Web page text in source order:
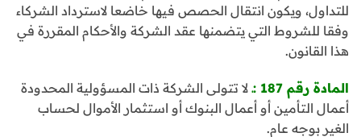
للتداول، ويكون انتقال الحصص فيها خاضعا لاسترداد الشركاء
وفقا للشروط التي يتضمنها عقد الشركة والأحكام المقررة في
هذا القانون.
المادة رقم 187 :ـ
لا تتولى الشركة ذات المسؤولية المحدودة
أعمال التأمين أو أعمال البنوك أو استثمار الأموال لحساب
الغير بوجه عام.